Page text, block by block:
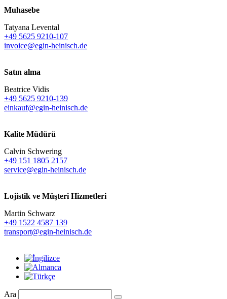
Muhasebe
Tatyana Levental
+49 5625 9210-107
invoice@egin-heinisch.de
Satın alma
Beatrice Vidis
+49 5625 9210-139
einkauf@egin-heinisch.de
Kalite Müdürü
Calvin Schwering
+49 151 1805 2157
service@egin-heinisch.de
Lojistik ve Müşteri Hizmetleri
Martin Schwarz
+49 1522 4587 139
transport@egin-heinisch.de
Ara